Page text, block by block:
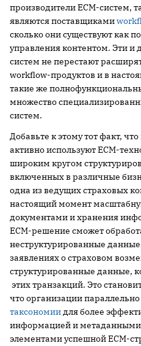
производители ECM-систем,
являются поставщиками
сколько они существуют как
управления контентом. Эти и
систем не перестают
workflow-продуктов и в
такие же
множество
систем.
Добавьте к этому тот факт,
активно используют ECM-
широким кругом
включенных в различные
одна из ведущих страховых
настоящий момент
документами и хранения
ECM-решение сможет
неструктурированные
заявлениях о страховом
структурированные данные,
этих транзакций. Это
что организации
таксономиидля более
информацией и
элементами успешной ECM-